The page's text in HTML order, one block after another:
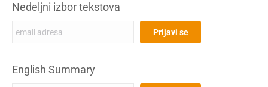
Nedeljni izbor tekstova
English Summary